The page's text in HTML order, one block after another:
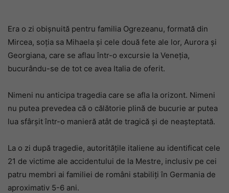
Era o zi obișnuită pentru familia Ogrezeanu, formată din
Mircea, soția sa Mihaela și cele două fete ale lor, Aurora și
Georgiana, care se aflau într-o excursie la Veneția,
bucurându-se de tot ce avea Italia de oferit.
Nimeni nu anticipa tragedia care se afla la orizont. Nimeni
nu putea prevedea că o călătorie plină de bucurie ar putea
lua sfârșit într-o manieră atât de tragică și de neașteptată.
La o zi după tragedie, autoritățile italiene au identificat cele
21 de victime ale accidentului de la Mestre, inclusiv pe cei
patru membri ai familiei de români stabiliți în Germania de
aproximativ 5-6 ani.